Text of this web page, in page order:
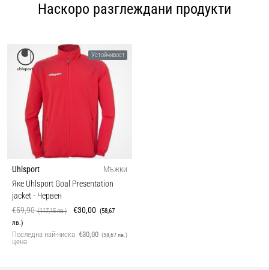
Наскоро разглеждани продукти
Устойчивост
Uhlsport
Мъжки
Яке Uhlsport Goal Presentation
jacket- Червен
€59,90(117,15 лв.) €30,00 (58,67
лв.)
Последна най-ниска
цена
€30,00 (58,67 лв.)